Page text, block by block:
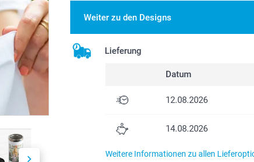
Weiter zu den Designs
Lieferung
Datum
12.08.2026
14.08.2026
Weitere Informationen zu allen